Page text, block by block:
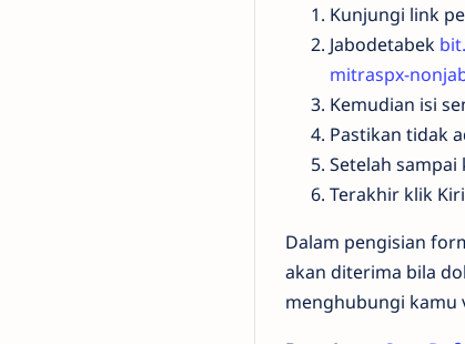
Kunjungi link
Jabodetabek
mitraspx-
Kemudian isi
Pastikan tidak
Setelah
Terakhir klik
Dalam pengisian
akan diterima bila
menghubungi kamu